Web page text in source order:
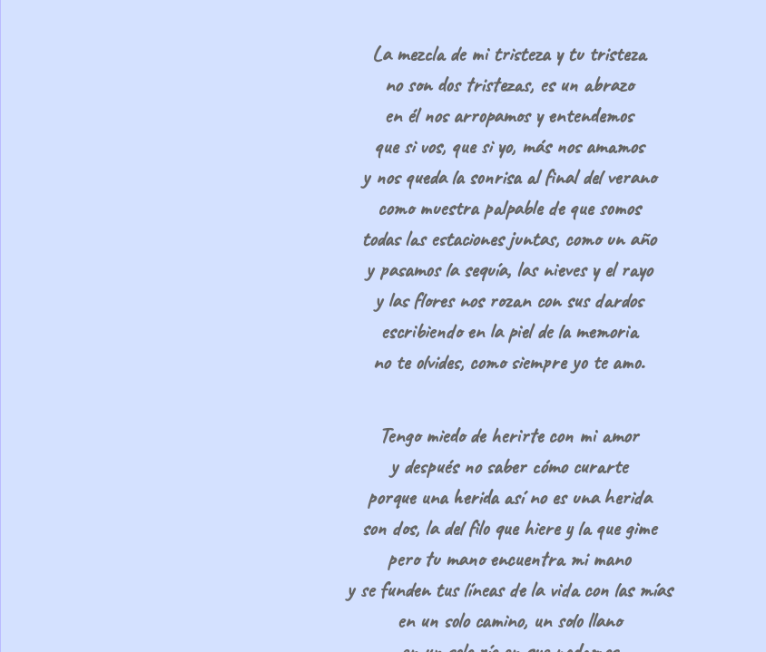
La mezcla de mi tristeza y tu tristeza
no son dos tristezas, es un abrazo
en él nos arropamos y entendemos
que si vos, que si yo, más nos amamos
y nos queda la sonrisa al final del verano
como muestra palpable de que somos
todas las estaciones juntas, como un año
y pasamos la sequía, las nieves y el rayo
y las flores nos rozan con sus dardos
escribiendo en la piel de la memoria
no te olvides, como siempre yo te amo.
Tengo miedo de herirte con mi amor
y después no saber cómo curarte
porque una herida así no es una herida
son dos, la del filo que hiere y la que gime
pero tu mano encuentra mi mano
y se funden tus líneas de la vida con las mías
en un solo camino, un solo llano